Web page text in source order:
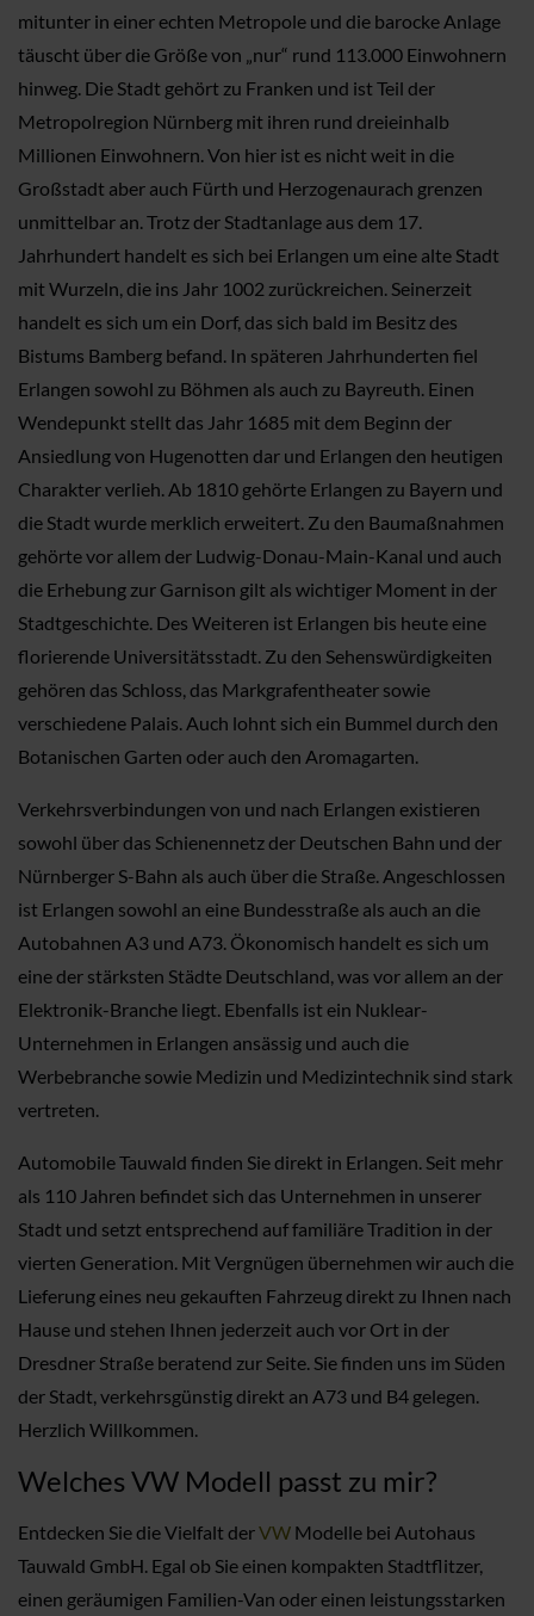
mitunter in einer echten Metropole und die barocke Anlage
täuscht über die Größe von „nur“ rund 113.000 Einwohnern
hinweg. Die Stadt gehört zu Franken und ist Teil der
Metropolregion Nürnberg mit ihren rund dreieinhalb
Millionen Einwohnern. Von hier ist es nicht weit in die
Großstadt aber auch Fürth und Herzogenaurach grenzen
unmittelbar an. Trotz der Stadtanlage aus dem 17.
Jahrhundert handelt es sich bei Erlangen um eine alte Stadt
mit Wurzeln, die ins Jahr 1002 zurückreichen. Seinerzeit
handelt es sich um ein Dorf, das sich bald im Besitz des
Bistums Bamberg befand. In späteren Jahrhunderten fiel
Erlangen sowohl zu Böhmen als auch zu Bayreuth. Einen
Wendepunkt stellt das Jahr 1685 mit dem Beginn der
Ansiedlung von Hugenotten dar und Erlangen den heutigen
Charakter verlieh. Ab 1810 gehörte Erlangen zu Bayern und
die Stadt wurde merklich erweitert. Zu den Baumaßnahmen
gehörte vor allem der Ludwig-Donau-Main-Kanal und auch
die Erhebung zur Garnison gilt als wichtiger Moment in der
Stadtgeschichte. Des Weiteren ist Erlangen bis heute eine
florierende Universitätsstadt. Zu den Sehenswürdigkeiten
gehören das Schloss, das Markgrafentheater sowie
verschiedene Palais. Auch lohnt sich ein Bummel durch den
Botanischen Garten oder auch den Aromagarten.
Verkehrsverbindungen von und nach Erlangen existieren
sowohl über das Schienennetz der Deutschen Bahn und der
Nürnberger S-Bahn als auch über die Straße. Angeschlossen
ist Erlangen sowohl an eine Bundesstraße als auch an die
Autobahnen A3 und A73. Ökonomisch handelt es sich um
eine der stärksten Städte Deutschland, was vor allem an der
Elektronik-Branche liegt. Ebenfalls ist ein Nuklear-
Unternehmen in Erlangen ansässig und auch die
Werbebranche sowie Medizin und Medizintechnik sind stark
vertreten.
Automobile Tauwald finden Sie direkt in Erlangen. Seit mehr
als 110 Jahren befindet sich das Unternehmen in unserer
Stadt und setzt entsprechend auf familiäre Tradition in der
vierten Generation. Mit Vergnügen übernehmen wir auch die
Lieferung eines neu gekauften Fahrzeug direkt zu Ihnen nach
Hause und stehen Ihnen jederzeit auch vor Ort in der
Dresdner Straße beratend zur Seite. Sie finden uns im Süden
der Stadt, verkehrsgünstig direkt an A73 und B4 gelegen.
Herzlich Willkommen.
Welches VW Modell passt zu mir?
Entdecken Sie die Vielfalt derVW Modelle bei Autohaus
Tauwald GmbH. Egal ob Sie einen kompakten Stadtflitzer,
einen geräumigen Familien-Van oder einen leistungsstarken